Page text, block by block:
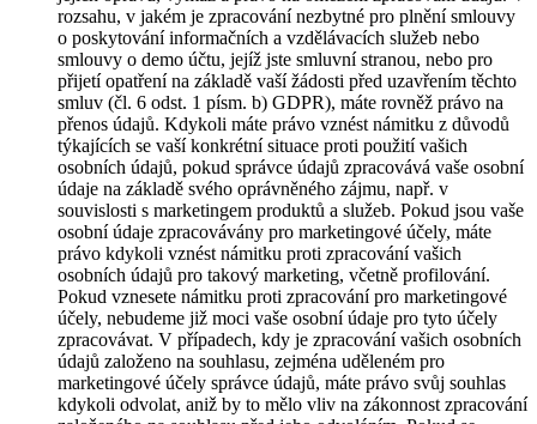
rozsahu, v jakém je zpracování nezbytné pro plnění smlouvy
o poskytování informačních a vzdělávacích služeb nebo
smlouvy o demo účtu, jejíž jste smluvní stranou, nebo pro
přijetí opatření na základě vaší žádosti před uzavřením těchto
smluv (čl. 6 odst. 1 písm. b) GDPR), máte rovněž právo na
přenos údajů. Kdykoli máte právo vznést námitku z důvodů
týkajících se vaší konkrétní situace proti použití vašich
osobních údajů, pokud správce údajů zpracovává vaše osobní
údaje na základě svého oprávněného zájmu, např. v
souvislosti s marketingem produktů a služeb. Pokud jsou vaše
osobní údaje zpracovávány pro marketingové účely, máte
právo kdykoli vznést námitku proti zpracování vašich
osobních údajů pro takový marketing, včetně profilování.
Pokud vznesete námitku proti zpracování pro marketingové
účely, nebudeme již moci vaše osobní údaje pro tyto účely
zpracovávat. V případech, kdy je zpracování vašich osobních
údajů založeno na souhlasu, zejména uděleném pro
marketingové účely správce údajů, máte právo svůj souhlas
kdykoli odvolat, aniž by to mělo vliv na zákonnost zpracování